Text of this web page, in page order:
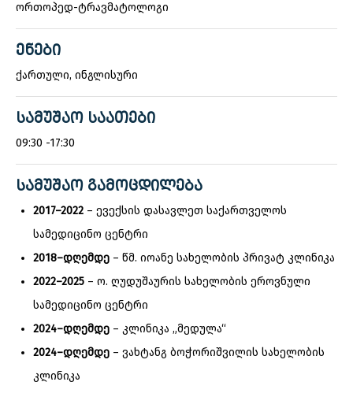
ორთოპედ-ტრავმატოლოგი
ᲔᲜᲔᲑᲘ
ქართული, ინგლისური
ᲡᲐᲛᲣᲨᲐᲝ ᲡᲐᲐᲗᲔᲑᲘ
09:30 -17:30
ᲡᲐᲛᲣᲨᲐᲝ ᲒᲐᲛᲝᲪᲓᲘᲚᲔᲑᲐ
2017–2022 – ევექსის დასავლეთ საქართველოს
სამედიცინო ცენტრი
2018–დღემდე – წმ. იოანე სახელობის პრივატ კლინიკა
2022–2025 – ო. ღუდუშაურის სახელობის ეროვნული
სამედიცინო ცენტრი
2024–დღემდე – კლინიკა „მედულა“
2024–დღემდე – ვახტანგ ბოჭორიშვილის სახელობის
კლინიკა